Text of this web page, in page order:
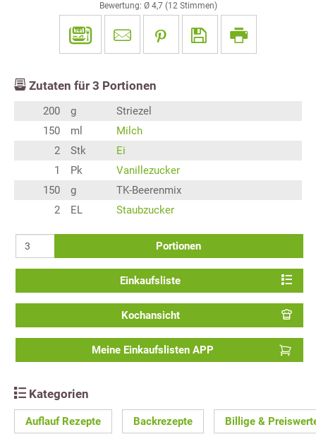
Bewertung: Ø 4,7(12Stimmen)
Zutaten für 3 Portionen
200 g
Striezel
150
ml
Milch
2
Stk
Ei
1
Pk
Vanillezucker
150
g
TK-Beerenmix
2
EL Staubzucker
Portionen
Einkaufsliste
Kochansicht
Meine Einkaufslisten APP
Kategorien
Auflauf Rezepte Backrezepte Billige &